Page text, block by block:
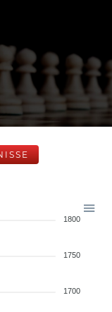
1800
1750
1700